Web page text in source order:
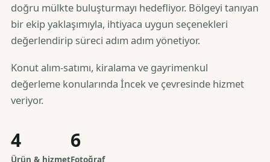
doğru mülkte buluşturmayı hedefliyor. Bölgeyi tanıyan
bir ekip yaklaşımıyla, ihtiyaca uygun seçenekleri
değerlendirip süreci adım adım yönetiyor.
Konut alım-satımı, kiralama ve gayrimenkul
değerleme konularında İncek ve çevresinde hizmet
veriyor.
4
Ürün & hizmet
6
Fotoğraf